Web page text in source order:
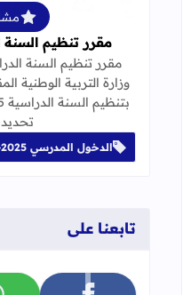
مقرر تنظيم السنة
وزارة التربية الوطنية
الدخول المدرسي 2025-2026
تابعنا على